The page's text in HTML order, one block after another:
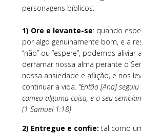
personagens bíblicos:
1) Ore e levante-se: quando
por algo genuinamente bom, e a
“não” ou “espere”, podemos aliviar
derramar nossa alma perante o
nossa ansiedade e aflição, e nos
continuar a vida.“Então [Ana]
comeu alguma coisa, e o seu
(1 Samuel 1:18)
2) Entregue e confie: tal como